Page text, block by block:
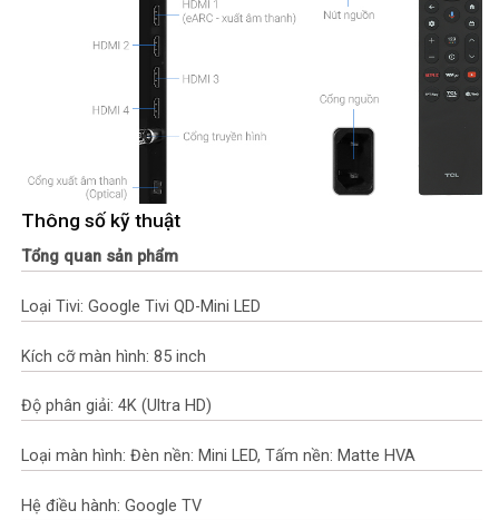
Thông số kỹ thuật
Tổng quan sản phẩm
Loại Tivi: Google Tivi QD-Mini LED
Kích cỡ màn hình: 85 inch
Độ phân giải: 4K (Ultra HD)
Loại màn hình: Đèn nền: Mini LED, Tấm nền: Matte HVA
Hệ điều hành: Google TV